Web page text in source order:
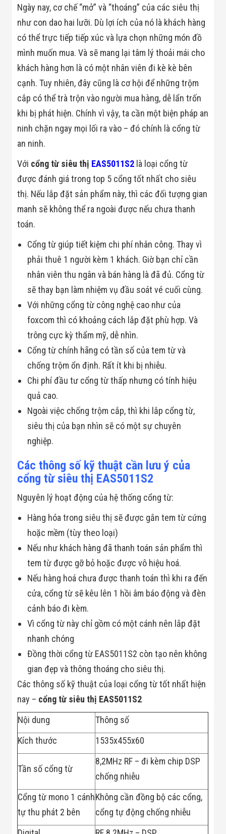
Thị
Máy Đếm
Người
Máy Dò Tìm
Thuốc Nổ
Phòng Chống
Khủng Bố
Camera Đo
Thân Nhiệt
THIẾT BỊ
CHUYÊN
DỤNG
Máy Dò Tạp
Chất
Màn Hình LED
Thiết Bị Chống
Ghi Âm
Thực Phẩm
Máy Dò Kim
Nghệ Cao
Ống Nhòm
Chuyên Dụng
Đo Lực - Sức
Căng - Sức
Nén
Máy Kiểm Tra
Khuyết Tật
Máy Kiểm Tra
Máy Kiểm Tra
Súng Bắn
Flycam
Robot AI
THIẾT BỊ KIỂM
SOÁT RA VÀO
Lý (X-Ray)
Nhận Diện
Khuôn Mặt
Hệ Thống Điện
Nhẹ
Ngành
Thiết Bị Ngành
Thực Phẩm
Thực Phẩm
Matrixcope
Thiết Bị Ngành
Thiết Bị Ngành
Giáo Dục
Thiết Bị Ngành
Dự Án Triển
Thủy Sản
Thực Phẩm
Siêu Thị - Ngân
Hàng
Trường Học
Dự Án Ngành
Điện Tử
Ngày nay, cơ chế “mở” và “thoáng” của các siêu thị
như con dao hai lưỡi. Dù lợi ích của nó là khách hàng
có thể trực tiếp tiếp xúc và lựa chọn những món đồ
mình muốn mua. Và sẽ mang lại tâm lý thoải mái cho
khách hàng hơn là có một nhân viên đi kè kè bên
cạnh. Tuy nhiên, đây cũng là cơ hội để những trộm
cắp có thể trà trộn vào người mua hàng, dễ lẩn trốn
khi bị phát hiện. Chính vì vậy, ta cần một biện pháp an
ninh chặn ngay mọi lối ra vào – đó chính là cổng từ
an ninh.
Với cổng từ siêu thị EAS5011S2 là loại cổng từ
được đánh giá trong top 5 cổng tốt nhất cho siêu
thị. Nếu lắp đặt sản phẩm này, thì các đối tượng gian
manh sẽ không thể ra ngoài được nếu chưa thanh
toán.
Cổng từ giúp tiết kiệm chi phí nhân công. Thay vì
phải thuê 1 người kèm 1 khách. Giờ bạn chỉ cần
nhân viên thu ngân và bán hàng là đã đủ. Cổng từ
sẽ thay bạn làm nhiệm vụ đầu soát vé cuối cùng.
Với những cổng từ công nghệ cao như của
foxcom thì có khoảng cách lắp đặt phù hợp. Và
trông cực kỳ thẩm mỹ, dễ nhìn.
Cổng từ chính hãng có tần số của tem từ và
chống trộm ổn định. Rất ít khi bị nhiễu.
Chi phí đầu tư cổng từ thấp nhưng có tính hiệu
quả cao.
Ngoài việc chống trộm cắp, thì khi lắp cổng từ,
siêu thị của bạn nhìn sẽ có một sự chuyên
nghiệp.
Các thông số kỹ thuật cần lưu ý của
cổng từ siêu thị EAS5011S2
Nguyên lý hoạt động của hệ thống cổng từ:
Hàng hóa trong siêu thị sẽ được gắn tem từ cứng
hoặc mềm (tùy theo loại)
Nếu như khách hàng đã thanh toán sản phẩm thì
tem từ được gỡ bỏ hoặc được vô hiệu hoá.
Nếu hàng hoá chưa được thanh toán thì khi ra đến
cửa, cổng từ sẽ kêu lên 1 hồi âm báo động và đèn
cảnh báo đi kèm.
Vì cổng từ này chỉ gồm có một cánh nên lắp đặt
nhanh chóng
Đồng thời cổng từ EAS5011S2 còn tạo nên không
gian đẹp và thông thoáng cho siêu thị.
Các thông số kỹ thuật của loại cổng từ tốt nhất hiện
nay – cổng từ siêu thị EAS5011S2
Nội dung
Thông số
Kích thước
1535x455x60
Tần số cổng từ
8,2MHz RF – đi kèm chip DSP
chống nhiễu
Cổng từ mono 1 cánh
tự thu phát 2 bên
Không cần đồng bộ các cổng,
cổng tự động chống nhiễu